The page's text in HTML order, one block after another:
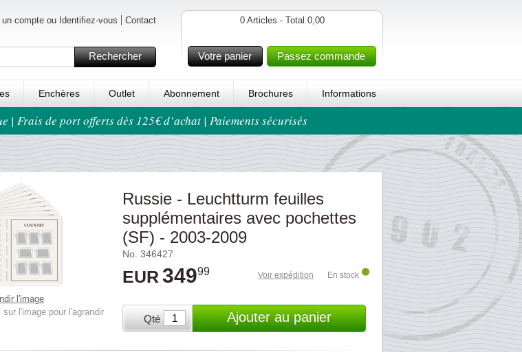
un compte ou Identifiez-vous Contact
Rechercher
0 Articles - Total 0,00
Votre panier Passez commande
Enchères Outlet Abonnement Brochures Informations
| Frais de port offerts dès 125€ d’achat | Paiements sécurisés
l'image
l'image pour l'agrandir
Russie - Leuchtturm feuilles
supplémentaires avec pochettes
(SF) - 2003-2009
No. 346427
EUR 34999 Voir expédition En stock
Qté Ajouter au panier